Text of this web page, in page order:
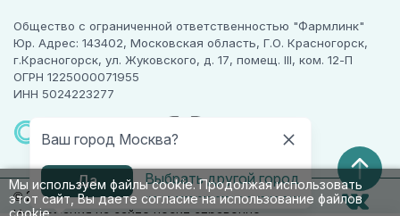
Ваш город Москва?
Да Выбрать другой город
Мы используем файлы cookie. Продолжая использовать
этот сайт, Вы даете согласие на использование файлов
Общество с ограниченной ответственностью "Фармлинк"
Юр. Адрес: 143402, Московская область, Г.О. Красногорск,
г.Красногорск, ул. Жуковского, д. 17, помещ. III, ком. 12-П
ОГРН 1225000071955
ИНН 5024223277
© 2010-2026 009.РФ. Все права защищены